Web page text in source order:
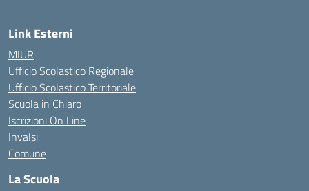
Link Esterni
MIUR
Ufficio Scolastico Regionale
Ufficio Scolastico Territoriale
Scuola in Chiaro
Iscrizioni On Line
Invalsi
Comune
La Scuola